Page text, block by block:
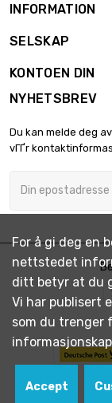
INFORMATION
SELSKAP
KONTOEN DIN
NYHETSBREV
Du kan melde deg
vГҐr
For å gi deg en
nettstedet
ditt betyr at du
Vi har publisert
som du trenger
Accept